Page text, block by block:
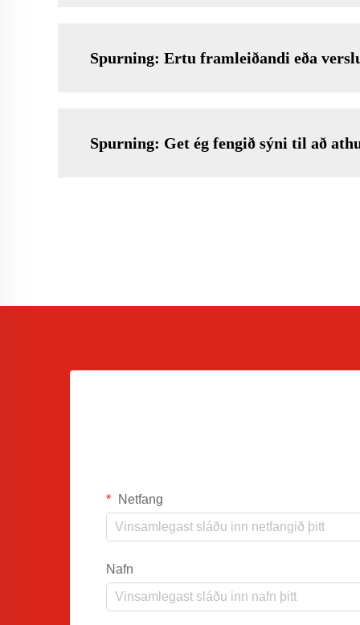
Spurning: Ertu framleiðandi eða
Spurning: Get ég fengið sýni til að
Netfang
Nafn